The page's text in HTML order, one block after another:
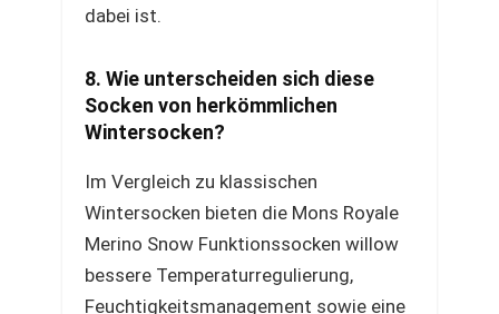
dabei ist.
8. Wie unterscheiden sich diese
Socken von herkömmlichen
Wintersocken?
Im Vergleich zu klassischen
Wintersocken bieten die Mons Royale
Merino Snow Funktionssocken willow
bessere Temperaturregulierung,
Feuchtigkeitsmanagement sowie eine